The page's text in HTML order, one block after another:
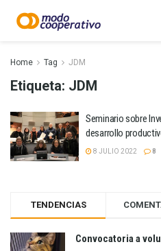
Home Tag JDM
Etiqueta: JDM
Seminario sobre
desarrollo
8 JULIO 2022 8
TENDENCIAS
Convocatoria a